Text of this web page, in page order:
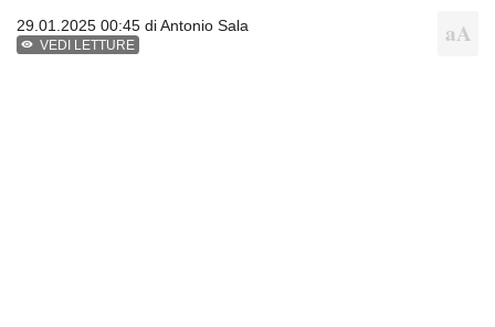
29.01.2025 00:45 diAntonio Sala
VEDI LETTURE